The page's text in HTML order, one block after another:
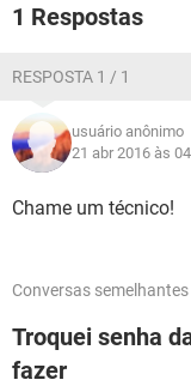
1 Respostas
RESPOSTA 1 / 1
usuário anônimo
21 abr 2016 às
Chame um técnico!
Conversas semelhantes
Troquei senha
fazer